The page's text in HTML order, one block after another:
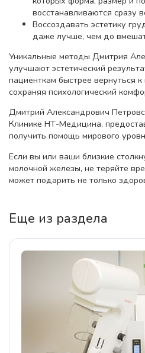
восстанавливаются сразу
Воссоздавать эстетику
даже лучше, чем до
Уникальные методы Дмитрия
улучшают эстетический
пациенткам быстрее вернуться
сохраняя психологический
Дмитрий Александрович
Клинике НТ-Медицина,
получить помощь мирового
Если вы или ваши близкие
молочной железы, не теряйте
может подарить не только
Еще из раздела